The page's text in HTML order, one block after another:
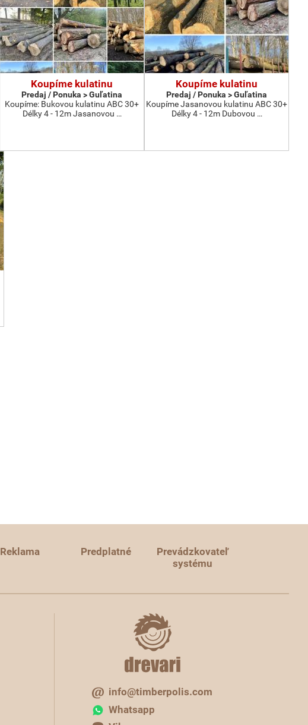
Koupíme kulatinu
Predaj / Ponuka > Guľatina
Koupíme: Bukovou kulatinu ABC 30+
Délky 4 - 12m Jasanovou …
Koupíme kulatinu
Predaj / Ponuka > Guľatina
Koupíme Jasanovou kulatinu ABC 30+
Délky 4 - 12m Dubovou …
Reklama Predplatné
Prevádzkovateľ
systému
info@timberpolis.com
Whatsapp